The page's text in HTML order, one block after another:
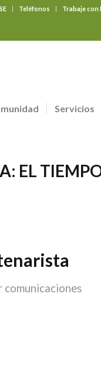
Teléfonos Trabaje con
Servicios
EL
comunicaciones